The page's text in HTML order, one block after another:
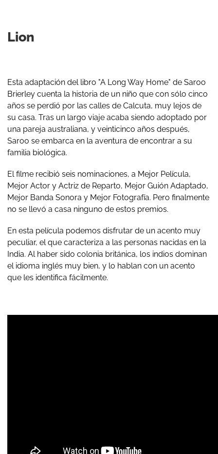
Lion
Esta adaptación del libro "A Long Way Home" de Saroo
Brierley cuenta la historia de un niño que con sólo cinco
años se perdió por las calles de Calcuta, muy lejos de
su casa. Tras un largo viaje acaba siendo adoptado por
una pareja australiana, y veinticinco años después,
Saroo se embarca en la aventura de encontrar a su
familia biológica.
El filme recibió seis nominaciones, a Mejor Película,
Mejor Actor y Actriz de Reparto, Mejor Guión Adaptado,
Mejor Banda Sonora y Mejor Fotografía. Pero finalmente
no se llevó a casa ninguno de estos premios.
En esta película podemos disfrutar de un acento muy
peculiar, el que caracteriza a las personas nacidas en la
India. Al haber sido colonia británica, los indios dominan
el idioma inglés muy bien, y lo hablan con un acento
que les identifica fácilmente.